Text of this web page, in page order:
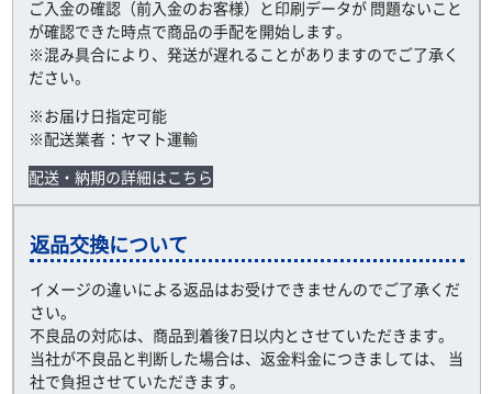
ご入金の確認（前入金のお客様）と印刷データが 問題ないこと
が確認できた時点で商品の手配を開始します。
※混み具合により、発送が遅れることがありますのでご了承く
ださい。
※お届け日指定可能
※配送業者：ヤマト運輸
配送・納期の詳細はこちら
返品交換について
イメージの違いによる返品はお受けできませんのでご了承くだ
さい。
不良品の対応は、商品到着後7日以内とさせていただきます。
当社が不良品と判断した場合は、返金料金につきましては、 当
社で負担させていただきます。